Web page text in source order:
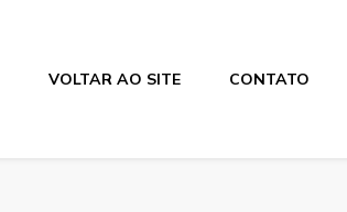
VOLTAR AO SITE CONTATO